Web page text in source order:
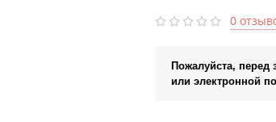
0
Пожалуйста,
или электронной